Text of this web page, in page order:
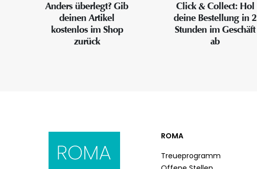
Anders überlegt? Gib
deinen Artikel
kostenlos im Shop
zurück
Click & Collect: Hol
deine Bestellung in 2
Stunden im Geschäft
ab
ROMA
Treueprogramm